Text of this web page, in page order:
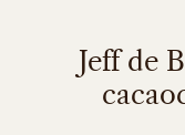
Jeff de